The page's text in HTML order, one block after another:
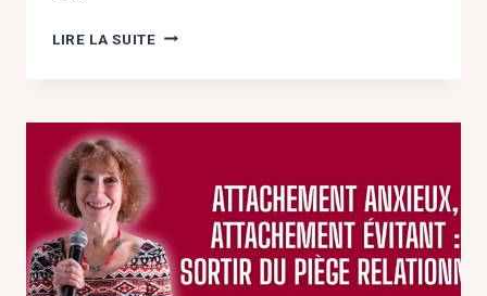
LIRE LA SUITE« DÉCODEZ
LIVE
FÉVRIER
2026
EN